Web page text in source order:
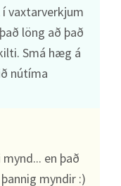
vaxtarverkjum
löng að það
Smá hæg á
nútíma
en það
myndir :)